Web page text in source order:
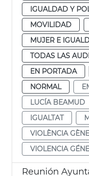
IGUALDAD Y
MOVILIDAD
MUJER E
TODAS LAS
EN PORTADA
NORMAL
LUCÍA BEAMUD
IGUALTAT
VIOLÈNCIA
VIOLENCIA